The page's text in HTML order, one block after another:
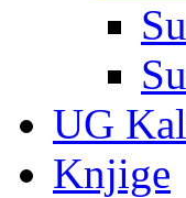
UG
Knjige